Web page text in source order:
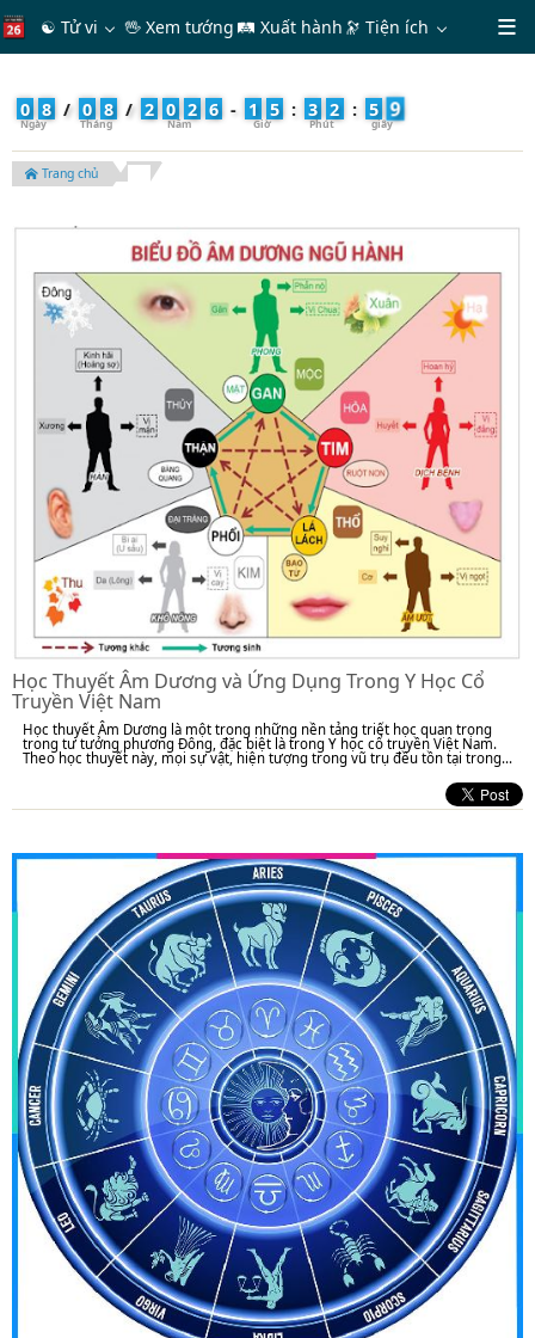
☯ Tử vi 🖖 Xem tướng 🛤 Xuất hành 🔭Tiện ích
0 8 / 0 8 / 2 0 2 6 - 1 5 : 3 3 : 0 0
Trang chủ
Học Thuyết Âm Dương và Ứng Dụng Trong Y Học Cổ
Truyền Việt Nam
Học thuyết Âm Dương là một trong những nền tảng triết học quan trọng
trong tư tưởng phương Đông, đặc biệt là trong Y học cổ truyền Việt Nam.
Theo học thuyết này, mọi sự vật, hiện tượng trong vũ trụ đều tồn tại trong...